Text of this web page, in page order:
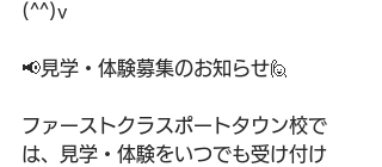
(^^)v
📢見学・体験募集のお知らせ🙋
ファーストクラスポートタウン校で
は、見学・体験をいつでも受け付け